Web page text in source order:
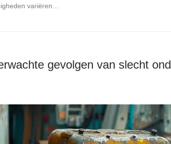
variëren…
gevolgen van slecht